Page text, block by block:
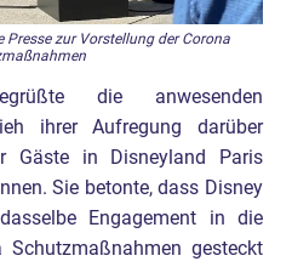
zur Vorstellung der Corona
die anwesenden
ihrer Aufregung darüber
Gäste in Disneyland Paris
Sie betonte, dass Disney
Engagement in die
Schutzmaßnahmen gesteckt